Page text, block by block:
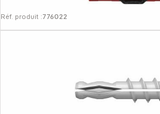
Réf. produit :776022